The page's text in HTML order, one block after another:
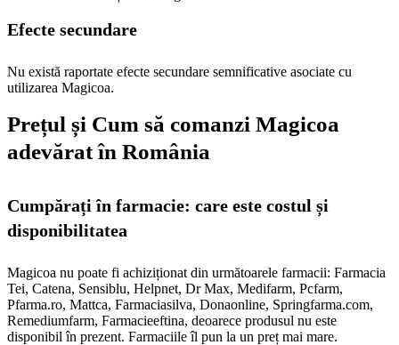
Efecte secundare
Nu există raportate efecte secundare semnificative asociate cu
utilizarea Magicoa.
Prețul și Cum să comanzi Magicoa
adevărat în România
Cumpărați în farmacie: care este costul și
disponibilitatea
Magicoa nu poate fi achiziționat din următoarele farmacii: Farmacia
Tei, Catena, Sensiblu, Helpnet, Dr Max, Medifarm, Pcfarm,
Pfarma.ro, Mattca, Farmaciasilva, Donaonline, Springfarma.com,
Remediumfarm, Farmacieeftina, deoarece produsul nu este
disponibil în prezent. Farmaciile îl pun la un preț mai mare.